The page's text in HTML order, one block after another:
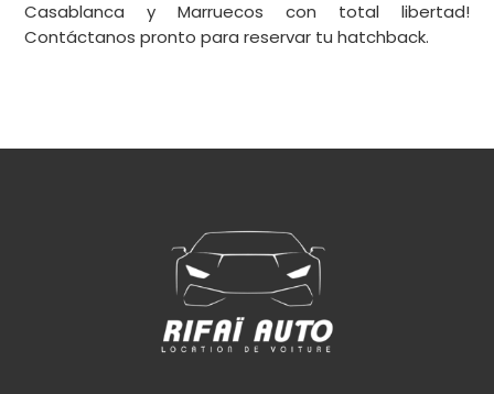
Casablanca y Marruecos con total libertad!
Contáctanos pronto para reservar tu hatchback.